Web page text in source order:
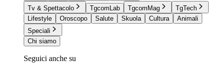
Tv & Spettacolo
TgcomLab TgcomMag
TgTech
Lifestyle
Oroscopo Salute Skuola Cultura
Animali
Speciali
Chi siamo
Seguici anche su